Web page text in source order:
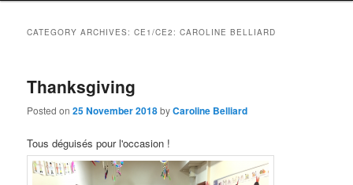
CATEGORY ARCHIVES:CE1/CE2: CAROLINE BELLIARD
Thanksgiving
Posted on25 November 2018byCaroline Belliard
Tous déguisés pour l'occasion !